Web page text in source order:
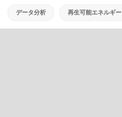
データ分析 再生可能エネルギー